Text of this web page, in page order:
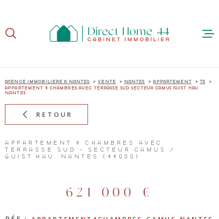
recherche
menu
principal
contenu
AGENCE IMMOBILIÈRE À NANTES VENTE NANTES APPARTEMENT
T5
APPARTEMENT 4 CHAMBRES AVEC TERRASSE SUD SECTEUR CAMUS GUIST HAU
NANTES
RETOUR
APPARTEMENT 4 CHAMBRES AVEC
TERRASSE SUD - SECTEUR CAMUS /
GUIST'HAU, NANTES (44000)
621 000 €